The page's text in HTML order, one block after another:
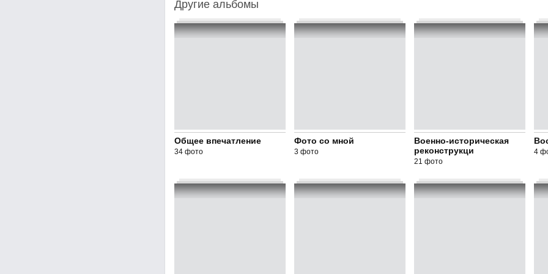
Другие альбомы
Общее впечатление
34 фото
Фото со мной
3 фото
Военно-историческая
реконструкци
21 фото
4